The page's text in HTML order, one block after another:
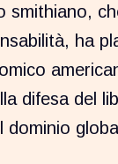
smithiano,
ha
difesa del
dominio